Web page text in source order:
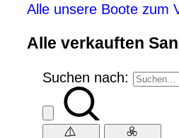
Alle unsere Boote zum
Alle verkauften
Suchen nach: